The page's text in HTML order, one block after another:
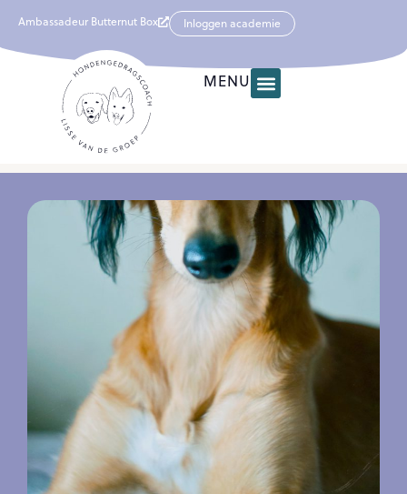
Ambassadeur Butternut Box Inloggen academie
MENU